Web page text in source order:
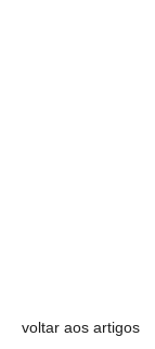
voltar aos artigos